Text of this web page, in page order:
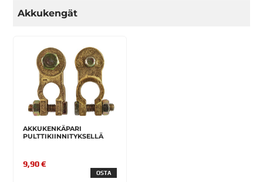
Akkukengät
AKKUKENKÄPARI
PULTTIKIINNITYKSELLÄ
9,90 €
OSTA